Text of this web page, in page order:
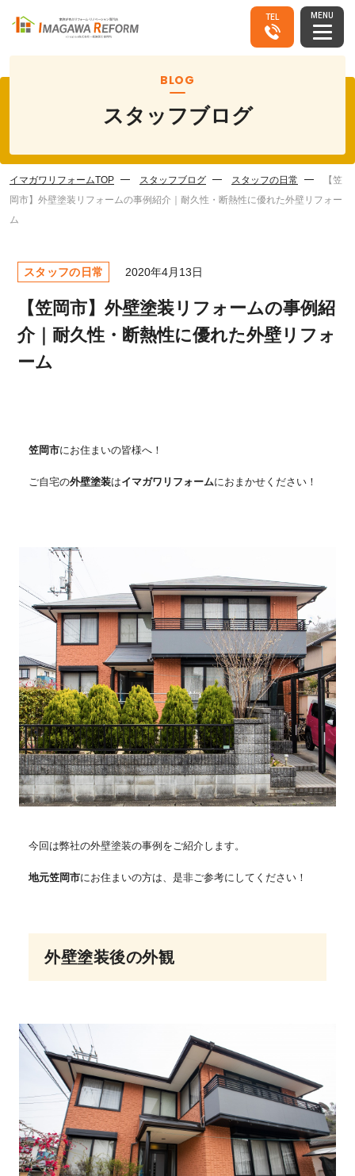
TEL MENU
BLOG
スタッフブログ
イマガワリフォームTOP スタッフブログ スタッフの日常
【笠
岡市】外壁塗装リフォームの事例紹介｜耐久性・断熱性に優れた外壁リフォー
ム
スタッフの日常 2020年4月13日
【笠岡市】外壁塗装リフォームの事例紹
介｜耐久性・断熱性に優れた外壁リフォ
ーム
笠岡市にお住まいの皆様へ！
ご自宅の外壁塗装はイマガワリフォームにおまかせください！
今回は弊社の外壁塗装の事例をご紹介します。
地元笠岡市にお住まいの方は、是非ご参考にしてください！
外壁塗装後の外観